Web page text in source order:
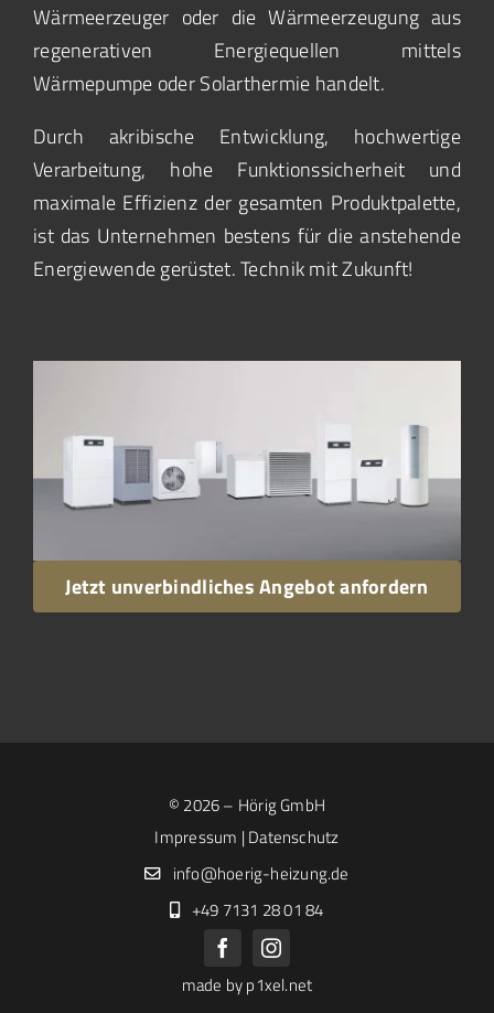
Wärmeerzeuger oder die Wärmeerzeugung aus
regenerativen Energiequellen mittels
Wärmepumpe oder Solarthermie handelt.
Durch akribische Entwicklung, hochwertige
Verarbeitung, hohe Funktionssicherheit und
maximale Effizienz der gesamten Produktpalette,
ist das Unternehmen bestens für die anstehende
Energiewende gerüstet. Technik mit Zukunft!
Jetzt unverbindliches Angebot anfordern
© 2026 – Hörig GmbH
Impressum | Datenschutz
info@hoerig-heizung.de
+49 7131 28 01 84
made byp1xel.net